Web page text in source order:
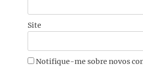
Site
Notifique-me sobre novos